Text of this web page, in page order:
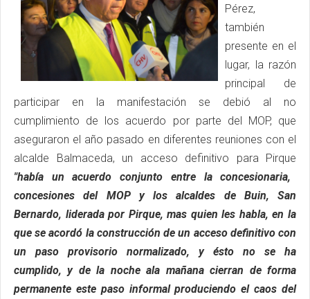
Pérez,
también
presente en el
lugar, la razón
principal de
participar en la manifestación se debió al no
cumplimiento de los acuerdo por parte del MOP, que
aseguraron el año pasado en diferentes reuniones con el
alcalde Balmaceda, un acceso definitivo para Pirque
"había un acuerdo conjunto entre la concesionaria,
concesiones del MOP y los alcaldes de Buin, San
Bernardo, liderada por Pirque, mas quien les habla, en la
que se acordó la construcción de un acceso definitivo con
un paso provisorio normalizado, y ésto no se ha
cumplido, y de la noche ala mañana cierran de forma
permanente este paso informal produciendo el caos del